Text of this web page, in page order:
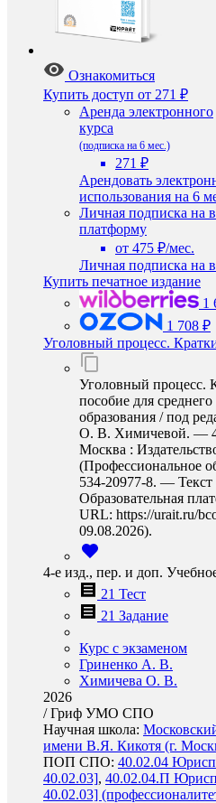
Ознакомиться
Купить доступ от 271 ₽
Аренда электронного
курса
(подписка на 6 мес.)
271 ₽
Арендовать
использования на 6
Личная подписка на
платформу
от 475 ₽/мес.
Личная подписка на
Купить печатное издание
1
1 708 ₽
Уголовный процесс.
Уголовный процесс.
пособие для
образования / под
О. В. Химичевой. —
Москва :
(Профессиональное
534-20977-8. —
Образовательная
URL: https://urait.ru/
09.08.2026).
4-е изд., пер. и доп.
21 Тест
21 Задание
Курс с экзаменом
Гриненко А. В.
Химичева О. В.
2026
/Гриф УМО СПО
Научная школа:
имени В.Я. Кикотя (г.
ПОП СПО: 40.02.04
40.02.03], 40.02.04.П
40.02.03]